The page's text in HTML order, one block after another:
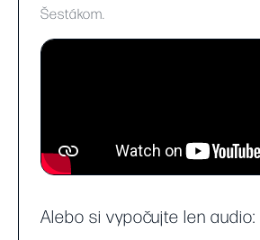
Šestákom.
Alebo si vypočujte len audio: